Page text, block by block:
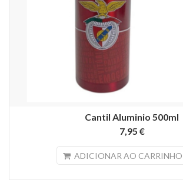
Cantil Aluminio 500ml
7,95 €
ADICIONAR AO CARRINHO